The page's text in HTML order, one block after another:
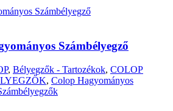
Számbélyegző
, Bélyegzők - Tartozékok, COLOP
, Colop Hagyományos